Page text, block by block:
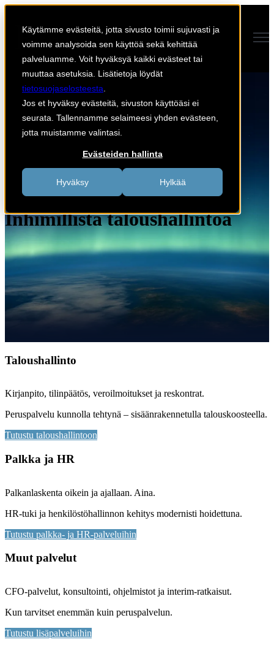
Käytämme evästeitä, jotta sivusto toimii sujuvasti ja
voimme analysoida sen käyttöä sekä kehittää
palveluamme. Voit hyväksyä kaikki evästeet tai
muuttaa asetuksia. Lisätietoja löydät
tietosuojaselosteesta
Jos et hyväksy evästeitä, sivuston käyttöäsi ei
seurata. Tallennamme selaimeesi yhden evästeen,
jotta muistamme valintasi.
Evästeiden hallinta
Hyväksy Hylkää
Open main navigation
Inhimillistä taloushallintoa
Taloushallinto
Kirjanpito, tilinpäätös, veroilmoitukset ja reskontrat.
Peruspalvelu kunnolla tehtynä – sisäänrakennetulla talouskoosteella.
Tutustu taloushallintoon
Palkka ja HR
Palkanlaskenta oikein ja ajallaan. Aina.
HR-tuki ja henkilöstöhallinnon kehitys modernisti hoidettuna.
Tutustu palkka- ja HR-palveluihin
Muut palvelut
CFO-palvelut, konsultointi, ohjelmistot ja interim-ratkaisut.
Kun tarvitset enemmän kuin peruspalvelun.
Tutustu lisäpalveluihin